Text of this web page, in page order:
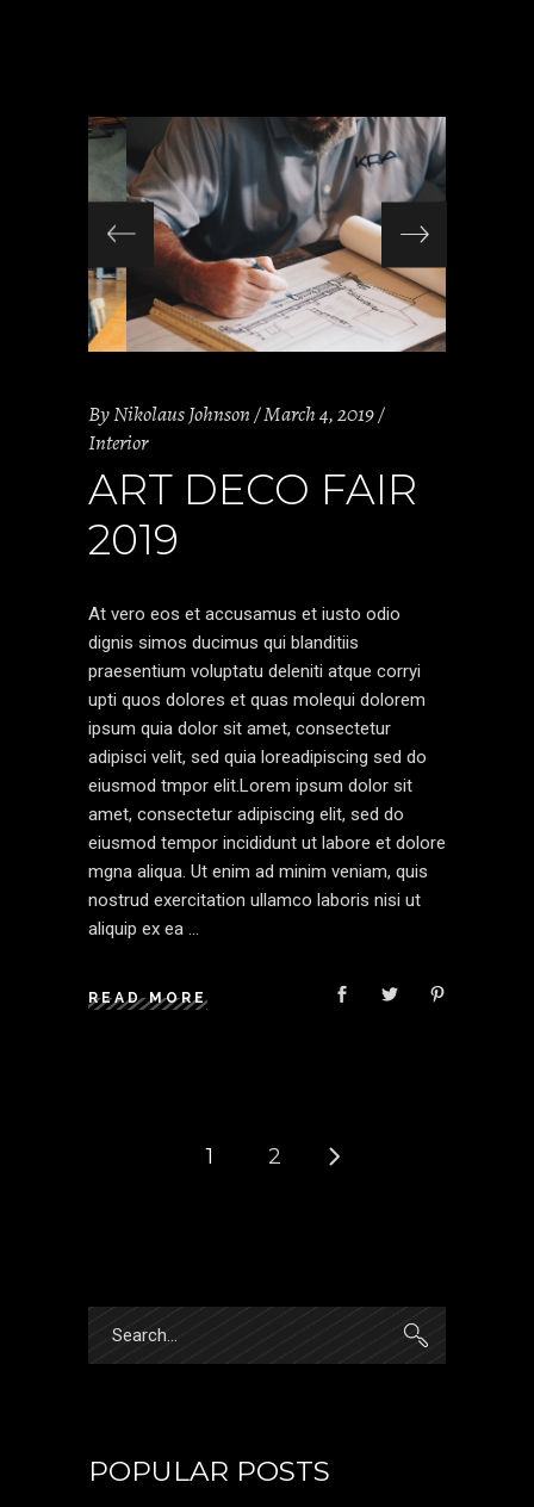
ByNikolaus Johnson March 4, 2019
Interior
ART DECO FAIR
2019
At vero eos et accusamus et iusto odio
dignis simos ducimus qui blanditiis
praesentium voluptatu deleniti atque corryi
upti quos dolores et quas molequi dolorem
ipsum quia dolor sit amet, consectetur
adipisci velit, sed quia loreadipiscing sed do
eiusmod tmpor elit.Lorem ipsum dolor sit
amet, consectetur adipiscing elit, sed do
eiusmod tempor incididunt ut labore et dolore
mgna aliqua. Ut enim ad minim veniam, quis
nostrud exercitation ullamco laboris nisi ut
aliquip ex ea
READ MORE
1 2
POPULAR POSTS